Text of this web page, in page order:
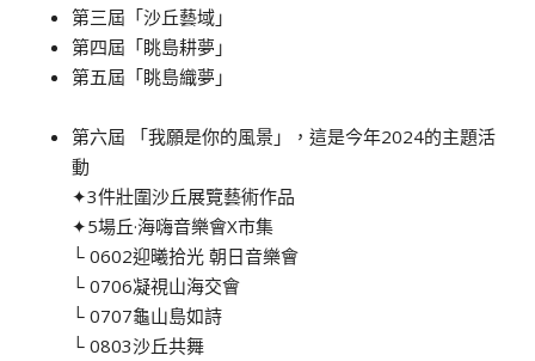
第三屆「沙丘藝域」
第四屆「眺島耕夢」
第五屆「眺島織夢」
第六屆 「我願是你的風景」，這是今年2024的主題活
動
✦3件壯圍沙丘展覽藝術作品
✦5場丘·海嗨音樂會X市集
└ 0602迎曦拾光 朝日音樂會
└ 0706凝視山海交會
└ 0707龜山島如詩
└ 0803沙丘共舞